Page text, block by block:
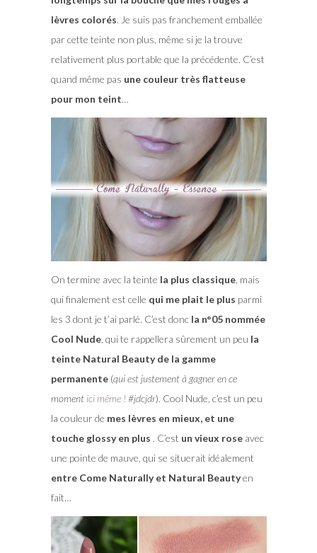
lèvres colorés. Je suis pas franchement emballée
par cette teinte non plus, même si je la trouve
relativement plus portable que la précédente. C’est
quand même pas une couleur très flatteuse
pour mon teint…
On termine avec la teinte la plus classique, mais
qui finalement est celle qui me plait le plus parmi
les 3 dont je t’ai parlé. C’est donc la n°05 nommée
Cool Nude, qui te rappellera sûrement un peu la
teinte Natural Beauty de la gamme
permanente(qui est justement à gagner en ce
moment ici même ! #jdcjdr). Cool Nude, c’est un peu
la couleur de mes lèvres en mieux, et une
touche glossy en plus . C’est un vieux roseavec
une pointe de mauve, qui se situerait idéalement
entre Come Naturally et Natural Beautyen
fait…